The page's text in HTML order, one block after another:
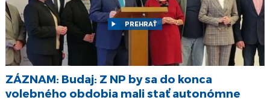
PREHRAŤ
ZÁZNAM: Budaj: Z NP by sa do konca
volebného obdobia mali stať autonómne